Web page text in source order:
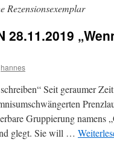
Rezensionsexemplar
28.11.2019
hannes
Seit geraumer
Gruppierung namens
glegt. Sie will …